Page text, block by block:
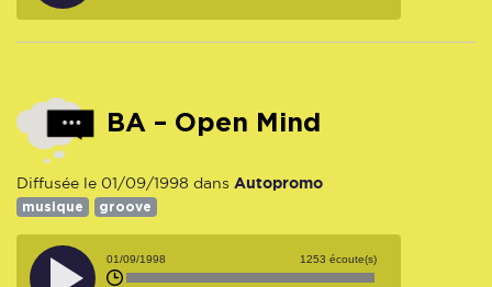
BA – Open Mind
Diffusée le 01/09/1998 dans Autopromo
musique groove
01/09/1998 1253 écoute(s)